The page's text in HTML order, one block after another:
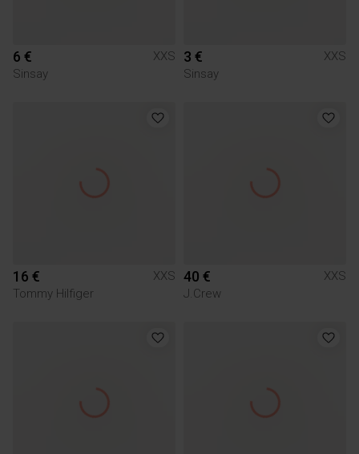
6 €
XXS
Sinsay
3 €
XXS
Sinsay
16 €
XXS
Tommy Hilfiger
40 €
XXS
J.Crew